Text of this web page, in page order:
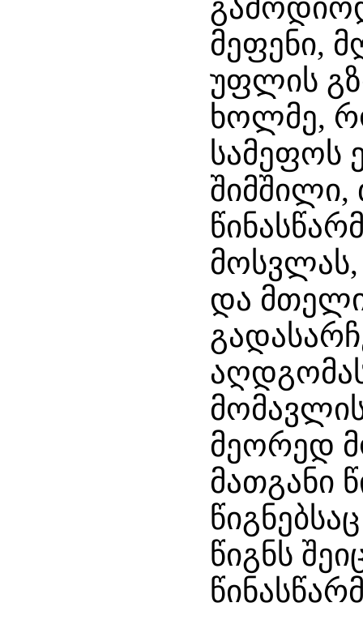
მეფენი,
უფლის
ხოლმე,
სამეფოს
შიმშილი,
და
მეორედ
მათგანი
წიგნს